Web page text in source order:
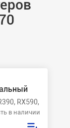
RX590, RX610,
в наличии